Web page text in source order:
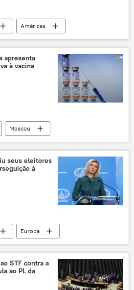
Américas
Donald Trump
Merz
apresenta
à vacina
Moscou
Ciência e Tecnologia
Sociedade
de Ponta
seus eleitores
à
Europa
Ucrânia
Comissão Europeia
STF contra a
ao PL da